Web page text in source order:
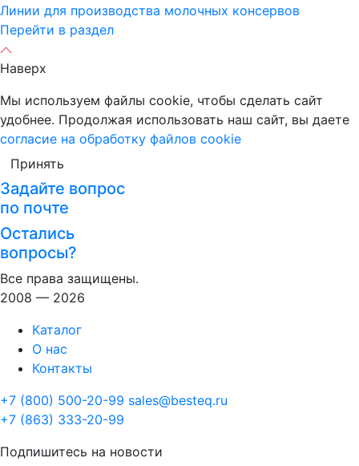
Линии для производства молочных консервов
Перейти в раздел
Наверх
Мы используем файлы cookie, чтобы сделать сайт
удобнее. Продолжая использовать наш сайт, вы даете
согласие на обработку файлов cookie
Принять
Задайте вопрос
по почте
Остались
вопросы?
Все права защищены.
2008 — 2026
Каталог
О нас
Контакты
+7 (800) 500-20-99 sales@besteq.ru
+7 (863) 333-20-99
Подпишитесь на новости